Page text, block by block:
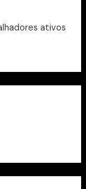
ativos